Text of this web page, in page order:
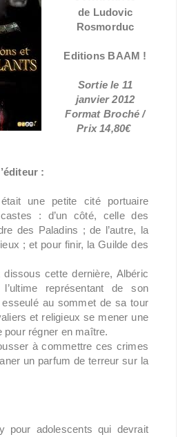
de Ludovic
Rosmorduc
Editions BAAM !
Sortie le 11
janvier 2012
Format Broché /
Prix 14,80€
:
une petite cité portuaire
: d’un côté, celle des
des Paladins ; de l’autre, la
; et pour finir, la Guilde des
dissous cette dernière, Albéric
l’ultime représentant de son
esseulé au sommet de sa tour
et religieux se mener une
pour régner en maître.
à commettre ces crimes
un parfum de terreur sur la
pour adolescents qui devrait